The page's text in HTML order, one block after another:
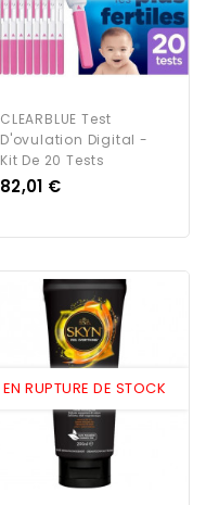
CLEARBLUE Test
D'ovulation Digital -
Kit De 20 Tests
Prix
82,01 €
EN RUPTURE DE STOCK